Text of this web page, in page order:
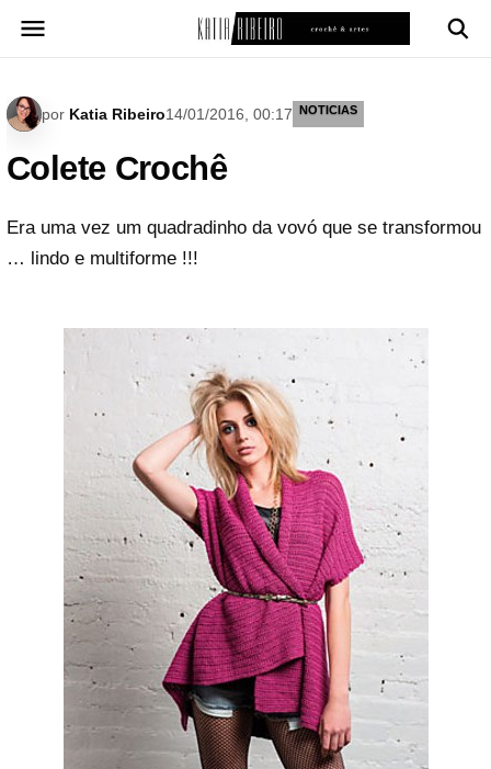
para
por Katia Ribeiro14/01/2016, 00:17 NOTICIAS
Colete Crochê
Era uma vez um quadradinho da vovó que se transformou
… lindo e multiforme !!!